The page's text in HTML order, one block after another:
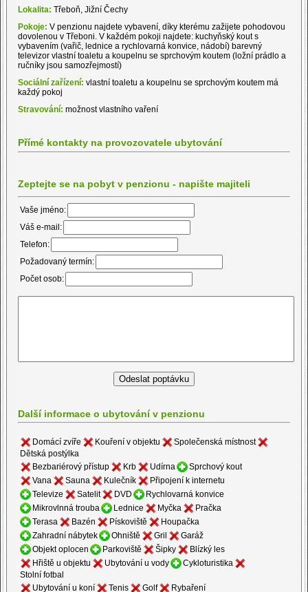
Lokalita: Třeboň, Jižní Čechy
Pokoje: V penzionu najdete vybavení, díky kterému zažijete pohodovou
dovolenou v Třeboni. V každém pokoji najdete: kuchyňský kout s
vybavením (vařič, lednice a rychlovarná konvice, nádobí) barevný
televizor vlastní toaletu a koupelnu se sprchovým koutem (ložní prádlo a
ručníky jsou samozřejmostí)
Sociální zařízení: vlastní toaletu a koupelnu se sprchovým koutem má
každý pokoj
Stravování: možnost vlastního vaření
Přímé kontakty na provozovatele ubytování
Zeptejte se na pobyt v penzionu - napište majiteli
Vaše jméno:
Váš e-mail:
Telefon:
Požadovaný termín:
Počet osob:
Další informace o ubytování v penzionu
Domácí zvíře Kouření v objektu
Společenská místnost
Dětská postýlka
Bezbariérový přístup
Krb Udírna
Sprchový kout
Vana
Sauna Kulečník
Připojení k internetu
Televize
Satelit DVD
Rychlovarná konvice
Mikrovlnná trouba
Lednice Myčka
Pračka
Terasa
Bazén Pískoviště
Houpačka
Zahradní nábytek
Ohniště Gril
Garáž
Objekt oplocen
Parkoviště Šipky
Blízký les
Hřiště u objektu
Ubytování u vody
Cykloturistika
Stolní fotbal
Ubytování u koní
Tenis Golf Rybaření